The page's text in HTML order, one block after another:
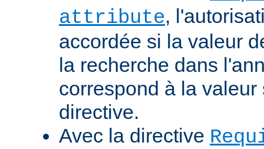
attribute,
accordée si la valeur
la recherche dans
correspond à la
directive.
Avec la directive